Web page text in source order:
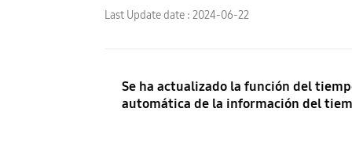
Last Update date : 2024-06-22
Se ha actualizado la función del
automática de la información del